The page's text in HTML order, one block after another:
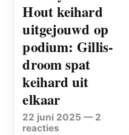
Hout keihard
uitgejouwd op
podium: Gillis-
droom spat
keihard uit
elkaar
22 juni 2025 — 2
reacties